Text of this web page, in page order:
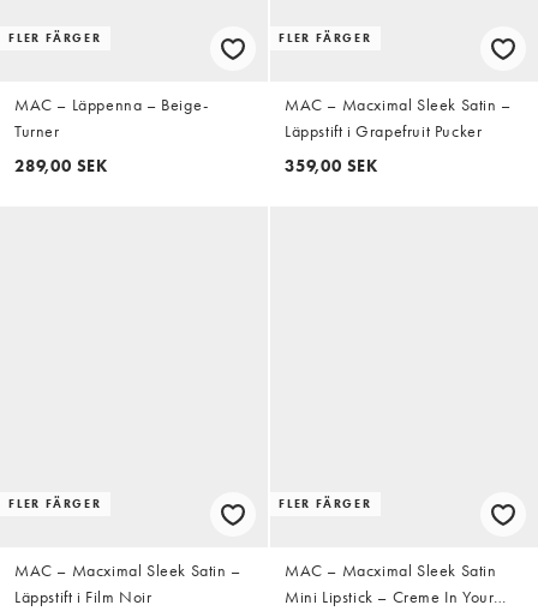
FLER FÄRGER
MAC – Läppenna – Beige-
Turner
289,00 SEK
FLER FÄRGER
MAC – Macximal Sleek Satin –
Läppstift i Grapefruit Pucker
359,00 SEK
FLER FÄRGER
MAC – Macximal Sleek Satin –
Läppstift i Film Noir
FLER FÄRGER
MAC – Macximal Sleek Satin
Mini Lipstick – Creme In Your